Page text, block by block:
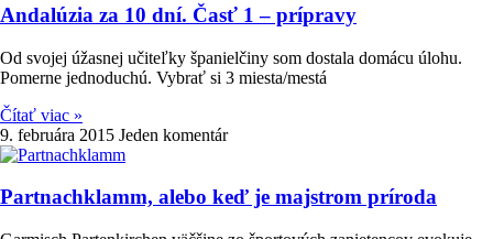
Andalúzia za 10 dní. Časť 1 – prípravy
Od svojej úžasnej učiteľky španielčiny som dostala domácu úlohu.
Pomerne jednoduchú. Vybrať si 3 miesta/mestá
Čítať viac »
9. februára 2015 Jeden komentár
Partnachklamm, alebo keď je majstrom príroda